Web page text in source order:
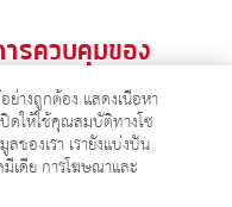
รควบคุมของ
ารย์ควอนตัม
ย่างถูกต้อง แสดงเนื้อหา
ดให้ใช้คุณสมบัติทางโซ
ของเรา เรายังแบ่งปัน
เดีย การโฆษณาและ